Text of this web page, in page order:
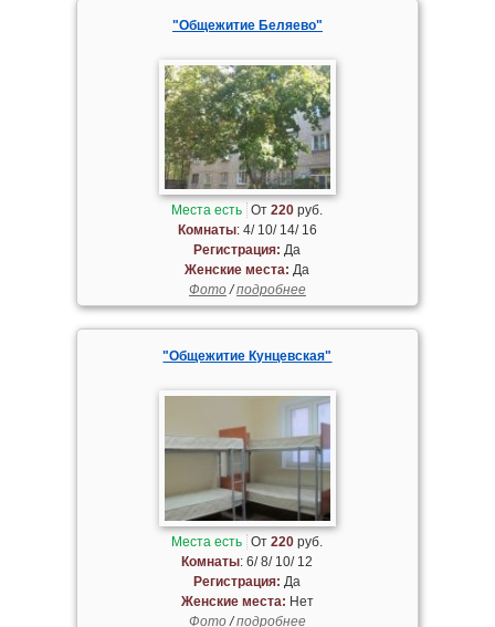
"Общежитие Беляево"
Места есть От220 руб.
Комнаты: 4/ 10/ 14/ 16
Регистрация: Да
Женские места: Да
Фото/подробнее
"Общежитие Кунцевская"
Места есть От220 руб.
Комнаты: 6/ 8/ 10/ 12
Регистрация: Да
Женские места: Нет
Фото/подробнее